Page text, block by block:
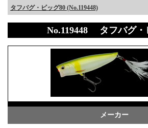
タフバグ・ビッグ80 (No.119448)
No.119448 タフバグ・
メーカー